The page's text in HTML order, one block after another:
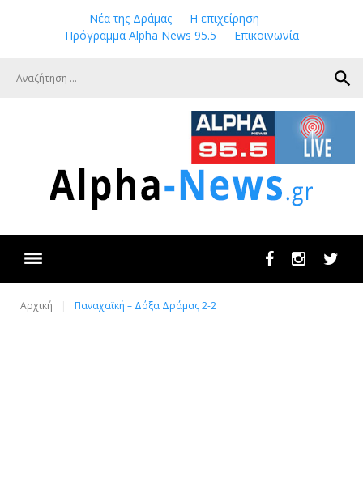
Νέα της Δράμας
Η επιχείρηση
Πρόγραμμα Alpha News 95.5
Επικοινωνία
search
FacebookInstagram
Αρχική Παναχαϊκή – Δόξα Δράμας 2-2